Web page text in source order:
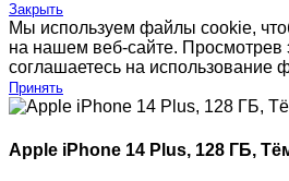
Закрыть
Мы используем файлы cookie,
на нашем веб-сайте. Просмотрев
соглашаетесь на использование
Принять
Apple iPhone 14 Plus, 128 ГБ,